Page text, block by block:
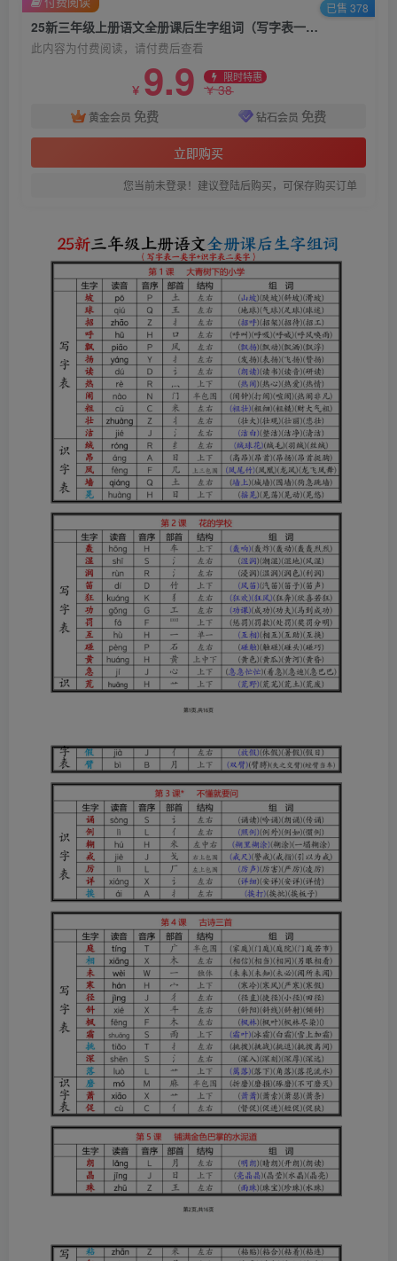
25新三年级上册语文全册课后生字组词（写字表一类字识字表二类字）
此内容为付费阅读，请付费后查看
￥ 9.9 限时特惠
￥38
黄金会员 免费 钻石会员 免费
立即购买
您当前未登录！建议登陆后购买，可保存购买订单
已售 378